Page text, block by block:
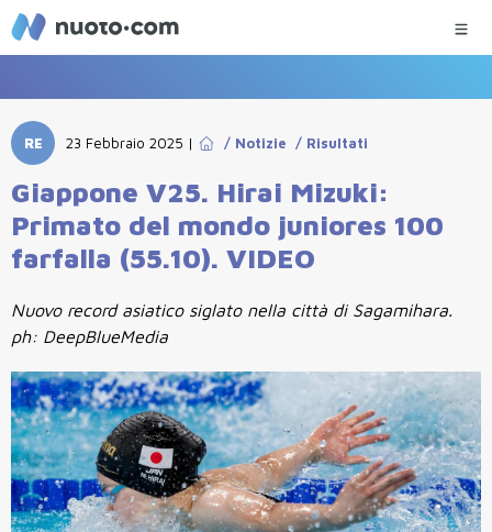
RE 23 Febbraio 2025 | / Notizie / Risultati
Giappone V25. Hirai Mizuki:
Primato del mondo juniores 100
farfalla (55.10). VIDEO
Nuovo record asiatico siglato nella città di Sagamihara.
ph: DeepBlueMedia